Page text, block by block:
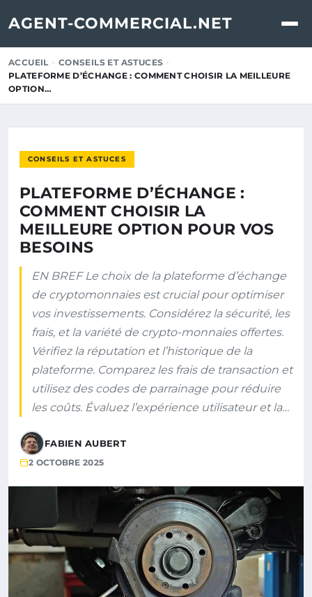
AGENT-COMMERCIAL.NET
ACCUEIL
CONSEILS ET ASTUCES
PLATEFORME D’ÉCHANGE : COMMENT CHOISIR LA MEILLEURE
OPTION…
CONSEILS ET ASTUCES
PLATEFORME D’ÉCHANGE :
COMMENT CHOISIR LA
MEILLEURE OPTION POUR VOS
BESOINS
EN BREF Le choix de la plateforme d’échange
de cryptomonnaies est crucial pour optimiser
vos investissements. Considérez la sécurité, les
frais, et la variété de crypto-monnaies offertes.
Vérifiez la réputation et l’historique de la
plateforme. Comparez les frais de transaction et
utilisez des codes de parrainage pour réduire
les coûts. Évaluez l’expérience utilisateur et la…
FABIEN AUBERT
2 OCTOBRE 2025